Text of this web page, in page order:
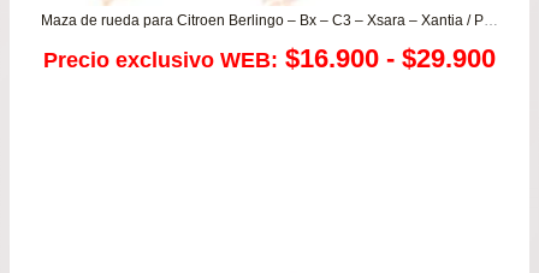
Maza de rueda para Citroen Berlingo – Bx – C3 – Xsara – Xantia / Peugeot 206 – 307 – 405 – Partner
Precio exclusivo WEB: $16.900 - $29.900